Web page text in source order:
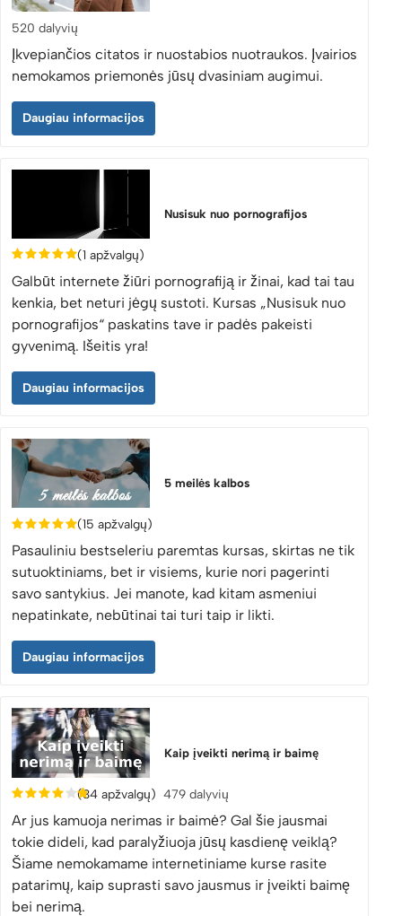
520 dalyvių
Įkvepiančios citatos ir nuostabios nuotraukos. Įvairios
nemokamos priemonės jūsų dvasiniam augimui.
Daugiau informacijos
Nusisuk nuo pornografijos
(1 apžvalgų)
Galbūt internete žiūri pornografiją ir žinai, kad tai tau
kenkia, bet neturi jėgų sustoti. Kursas „Nusisuk nuo
pornografijos“ paskatins tave ir padės pakeisti
gyvenimą. Išeitis yra!
Daugiau informacijos
5 meilės kalbos
(15 apžvalgų)
Pasauliniu bestseleriu paremtas kursas, skirtas ne tik
sutuoktiniams, bet ir visiems, kurie nori pagerinti
savo santykius. Jei manote, kad kitam asmeniui
nepatinkate, nebūtinai tai turi taip ir likti.
Daugiau informacijos
Kaip įveikti nerimą ir baimę
(34 apžvalgų) 479 dalyvių
Ar jus kamuoja nerimas ir baimė? Gal šie jausmai
tokie dideli, kad paralyžiuoja jūsų kasdienę veiklą?
Šiame nemokamame internetiniame kurse rasite
patarimų, kaip suprasti savo jausmus ir įveikti baimę
bei nerimą.